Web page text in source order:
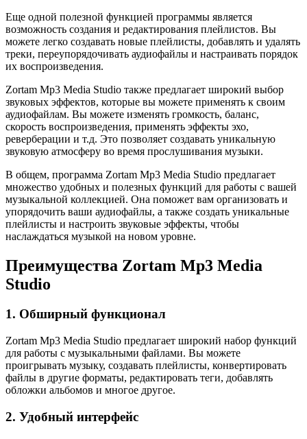
Еще одной полезной функцией программы является
возможность создания и редактирования плейлистов. Вы
можете легко создавать новые плейлисты, добавлять и удалять
треки, переупорядочивать аудиофайлы и настраивать порядок
их воспроизведения.
Zortam Mp3 Media Studio также предлагает широкий выбор
звуковых эффектов, которые вы можете применять к своим
аудиофайлам. Вы можете изменять громкость, баланс,
скорость воспроизведения, применять эффекты эхо,
реверберации и т.д. Это позволяет создавать уникальную
звуковую атмосферу во время прослушивания музыки.
В общем, программа Zortam Mp3 Media Studio предлагает
множество удобных и полезных функций для работы с вашей
музыкальной коллекцией. Она поможет вам организовать и
упорядочить ваши аудиофайлы, а также создать уникальные
плейлисты и настроить звуковые эффекты, чтобы
наслаждаться музыкой на новом уровне.
Преимущества Zortam Mp3 Media
Studio
1. Обширный функционал
Zortam Mp3 Media Studio предлагает широкий набор функций
для работы с музыкальными файлами. Вы можете
проигрывать музыку, создавать плейлисты, конвертировать
файлы в другие форматы, редактировать теги, добавлять
обложки альбомов и многое другое.
2. Удобный интерфейс